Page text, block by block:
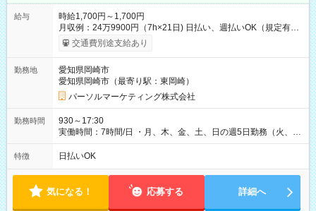
給与
時給1,700円～1,700円
月収例：24万9900円（7h×21日) 日払い、週払いOK（規定有
り） 【試用期間】試用期間なし
交通費別途支給あり
勤務地
愛知県岡崎市
愛知県岡崎市（最寄り駅：東岡崎）
パーソルマーケティング株式会社
勤務時間
930～17:30
実働時間：7時間/日 ・月、木、金、土、日の週5日勤務（火、水
は固定休です／夏季、年末年始等、長期休暇有り！） ・ワンシ
フト！ 残業ほぼナシ（0～5h/月）
特徴 日払いOK
気になる！ 応募する 詳細へ